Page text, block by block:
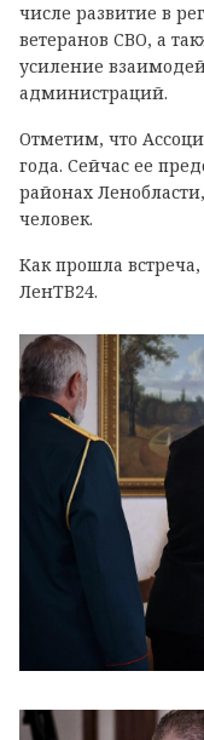
числе развитие в
ветеранов СВО, а
усиление
администраций.
Отметим, что
года. Сейчас ее
районах
человек.
Как прошла
ЛенТВ24.